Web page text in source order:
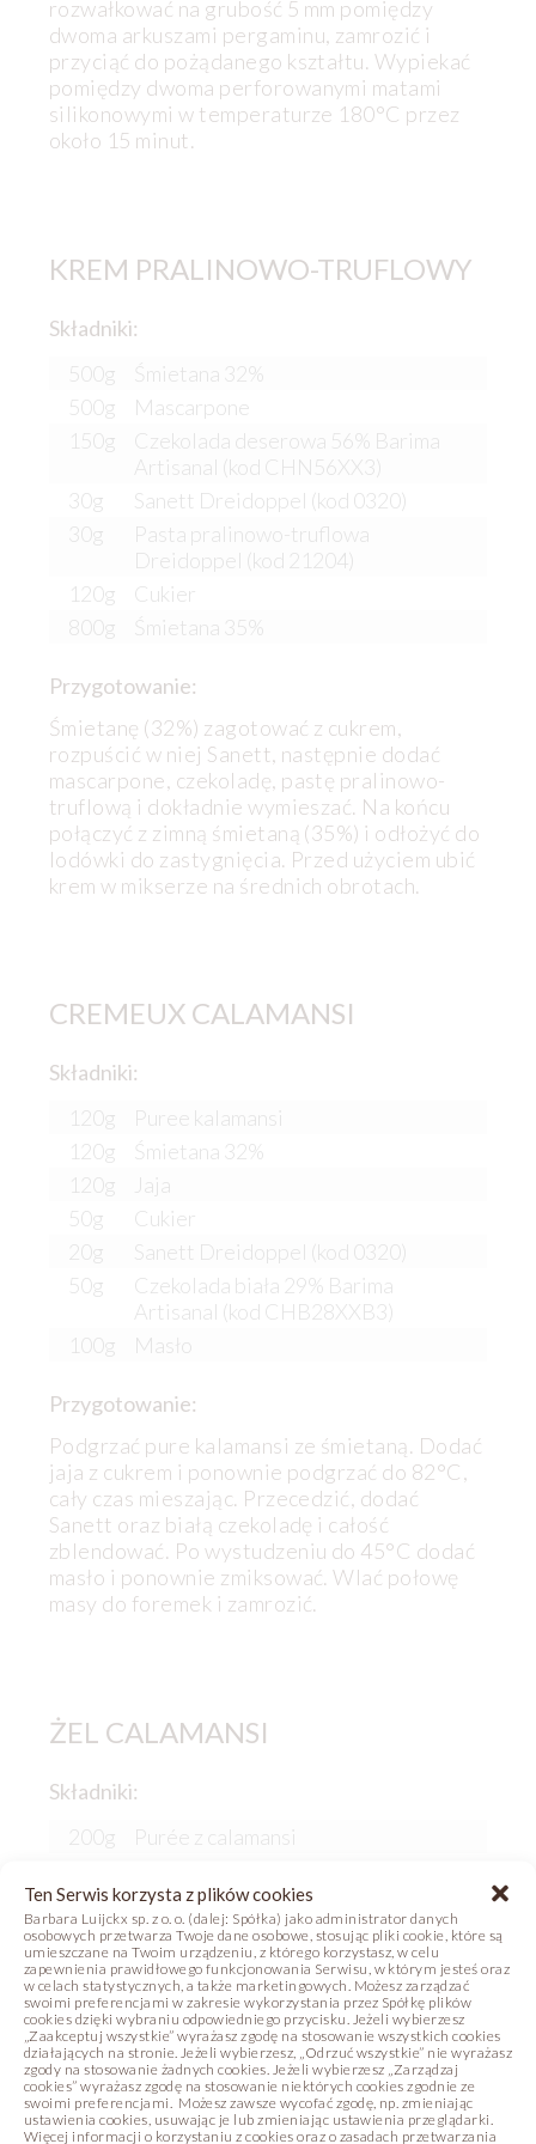
Ten Serwis korzysta z plików cookies
Barbara Luijckx sp. z o. o. (dalej: Spółka) jako administrator danych
osobowych przetwarza Twoje dane osobowe, stosując pliki cookie, które są
umieszczane na Twoim urządzeniu, z którego korzystasz, w celu
zapewnienia prawidłowego funkcjonowania Serwisu, w którym jesteś oraz
w celach statystycznych, a także marketingowych. Możesz zarządzać
swoimi preferencjami w zakresie wykorzystania przez Spółkę plików
cookies dzięki wybraniu odpowiedniego przycisku. Jeżeli wybierzesz
„Zaakceptuj wszystkie” wyrażasz zgodę na stosowanie wszystkich cookies
działających na stronie. Jeżeli wybierzesz, „Odrzuć wszystkie” nie wyrażasz
zgody na stosowanie żadnych cookies. Jeżeli wybierzesz „Zarządzaj
cookies” wyrażasz zgodę na stosowanie niektórych cookies zgodnie ze
swoimi preferencjami. Możesz zawsze wycofać zgodę, np. zmieniając
ustawienia cookies, usuwając je lub zmieniając ustawienia przeglądarki.
Więcej informacji o korzystaniu z cookies oraz o zasadach przetwarzania
rozwałkować na grubość 5 mm pomiędzy
dwoma arkuszami pergaminu, zamrozić i
przyciąć do pożądanego kształtu. Wypiekać
pomiędzy dwoma perforowanymi matami
silikonowymi w temperaturze 180°C przez
około 15 minut.
KREM PRALINOWO-TRUFLOWY
Składniki:
500g
Śmietana 32%
500g
Mascarpone
150g
Czekolada deserowa 56% Barima
Artisanal (kod CHN56XX3)
30g
Sanett Dreidoppel (kod 0320)
30g
Pasta pralinowo-truflowa
Dreidoppel (kod 21204)
120g
Cukier
800g
Śmietana 35%
Przygotowanie:
Śmietanę (32%) zagotować z cukrem,
rozpuścić w niej Sanett, następnie dodać
mascarpone, czekoladę, pastę pralinowo-
truflową i dokładnie wymieszać. Na końcu
połączyć z zimną śmietaną (35%) i odłożyć do
lodówki do zastygnięcia. Przed użyciem ubić
krem w mikserze na średnich obrotach.
CREMEUX CALAMANSI
Składniki:
120g
Puree kalamansi
120g
Śmietana 32%
120g
Jaja
50g
Cukier
20g
Sanett Dreidoppel (kod 0320)
50g
Czekolada biała 29% Barima
Artisanal (kod CHB28XXB3)
100g
Masło
Przygotowanie:
Podgrzać pure kalamansi ze śmietaną. Dodać
jaja z cukrem i ponownie podgrzać do 82°C,
cały czas mieszając. Przecedzić, dodać
Sanett oraz białą czekoladę i całość
zblendować. Po wystudzeniu do 45°C dodać
masło i ponownie zmiksować. Wlać połowę
masy do foremek i zamrozić.
ŻEL CALAMANSI
Składniki:
200g
Purée z calamansi
3g
Agar
Przygotowanie:
Zagotować wszystkie składniki. Przelać do
miski. Schłodzić w lodówce aż do stężenia.
Zblendować, aby uzyskać konsystencję
galaretki. Przełożyć do rękawa
cukierniczego.